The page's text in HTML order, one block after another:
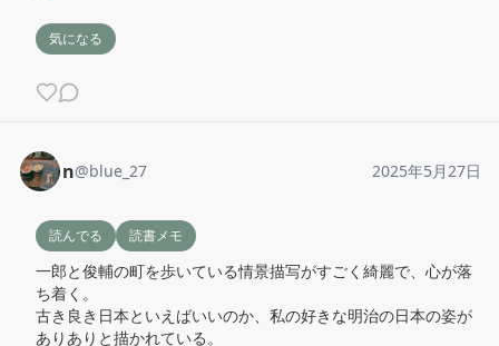
気になる
n@blue_27 2025年5月27日
読んでる 読書メモ
一郎と俊輔の町を歩いている情景描写がすごく綺麗で、心が落
ち着く。
古き良き日本といえばいいのか、私の好きな明治の日本の姿が
ありありと描かれている。